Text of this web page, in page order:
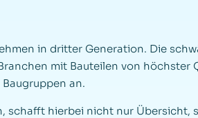
in dritter Generation. Die
mit Bauteilen von höchster
an.
hierbei nicht nur